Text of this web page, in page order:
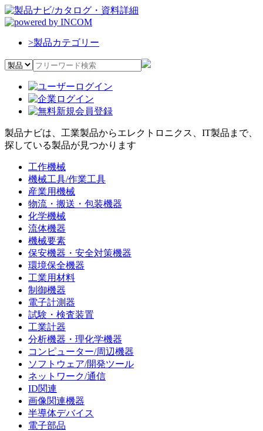
>製品カテゴリー
製品ナビは、工業製品からエレクトロニクス、IT製品まで、
探している製品が見つかります
工作機械
機械工具/作業工具
産業用機械
物流・搬送・包装機器
化学機械
流体機器
機械要素
保安機器・安全対策機器
環境保全機器
工業用材料
制御機器
電子計測器
試験・検査装置
工業計器
分析機器・理化学機器
コンピューター/周辺機器
ソフトウェア/開発ツール
ネットワーク/通信
ID関連
画像関連機器
半導体デバイス
電子部品